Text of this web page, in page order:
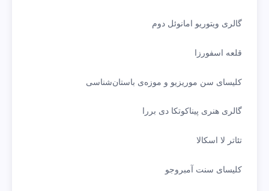
گالری ویتوریو امانوئل دوم
قلعه‌ اسفورزا
کلیسای سن موریزیو و موزه‌ی باستان‌شناسی
گالری هنری پیناکوتکا دی بررا
تئاتر لا اسکالا
کلیسای سنت آمبروجو